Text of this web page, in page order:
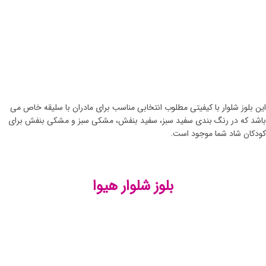
این بلوز شلوار با کیفیتی مطلوب انتخابی مناسب برای مادران با سلیقه خاص می
باشد که در رنگ بندی سفید سبز، سفید بنفش، مشکی سبز و مشکی بنفش برای
کودکان شاد شما موجود است.
بلوز شلوار هیوا